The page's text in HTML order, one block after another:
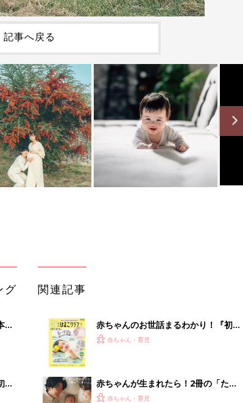
記事へ戻る
グ
め
関連記事
赤ちゃんのお世話まるわかり！『初め
てのひよこクラブ 夏号』〈巻頭大特
赤ちゃん・育児
赤ちゃんが生まれたら！2冊の「たま
ひよ」
赤ちゃん・育児